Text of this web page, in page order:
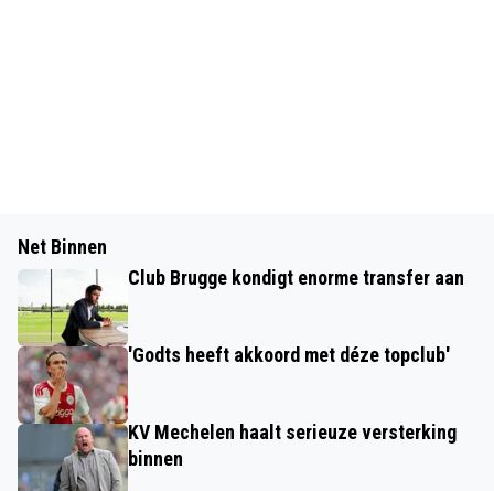
Net Binnen
Club Brugge kondigt enorme transfer aan
'Godts heeft akkoord met déze topclub'
KV Mechelen haalt serieuze versterking
binnen